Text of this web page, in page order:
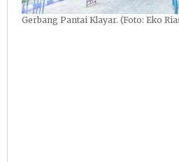
Gerbang Pantai Klayar. (Foto: Eko